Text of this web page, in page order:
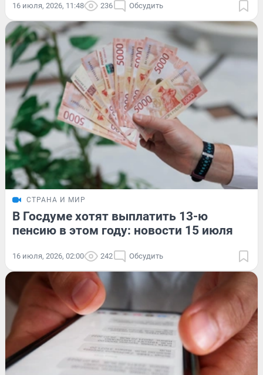
16 июля, 2026, 11:48 236 Обсудить
СТРАНА И МИР
В Госдуме хотят выплатить 13-ю
пенсию в этом году: новости 15 июля
16 июля, 2026, 02:00 242 Обсудить